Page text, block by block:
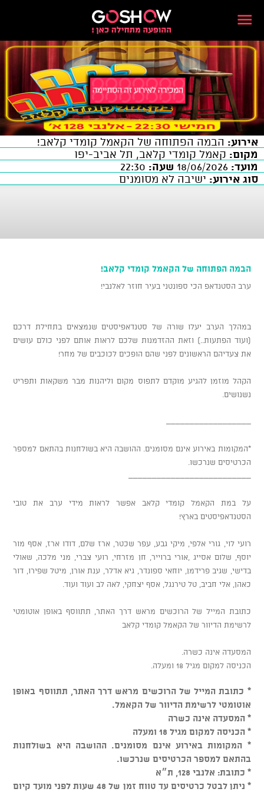
אירוע: הבמה הפתוחה של הקאמל קומדי קלאב!
מקום: קאמל קומדי קלאב, תל אביב-יפו
מועד:
שעה:
סוג אירוע: ישיבה לא מסומנים
הבמה הפתוחה של הקאמל קומדי קלאב!
ערב הסטנדאפ הכי ספונטני בעיר חוזר לאלנבי!
במהלך הערב יעלו שורה של סטנדאפיסטים שנמצאים בתחילת דרכם
(ועוד הפתעות..) וזאת ההזדמנות שלכם לראות אותם לפני כולם עושים
את צעדיהם הראשונים לפני שהם הופכים לכוכבים של מחר!
הקהל מוזמן להגיע מוקדם לתפוס מקום וליהנות מבר משקאות ותפריט
נשנושים.
*המקומות באירוע אינם מסומנים. ההושבה היא בשולחנות בהתאם למספר
הכרטיסים שנרכשו.
על במת הקאמל קומדי קלאב אפשר לראות מידי ערב את טובי
הסטנדאפיסטים בארץ!
רועי לוי, גורי אלפי, מיקי גבע, עפר שכטר, ארז שלם, דודו ארז, אסף מור
יוסף, שלום אסייג ,אורי ברוייר, חן מזרחי, רועי צברי, מני מלכה, שאולי
בדישי, שגיב פרידמן, יוחאי ספונדר, גיא אדלר, ענת אורן, מיטל שפירו, דור
כאהן, אלי חביב, טל טירנגל, אסף יצחקי, לאה לב ועוד ועוד.
כתובת המייל של הרוכשים מראש דרך האתר, תתווסף באופן אוטומטי
לרשימת הדיוור של הקאמל קומדי קלאב
המסעדה אינה כשרה.
הכניסה למקום מגיל 18 ומעלה.
* כתובת המייל של הרוכשים מראש דרך האתר, תתווסף באופן
אוטומטי לרשימת הדיוור של הקאמל.
* המסעדה אינה כשרה
* הכניסה למקום מגיל 18 ומעלה
* המקומות באירוע אינם מסומנים. ההושבה היא בשולחנות
בהתאם למספר הכרטיסים שנרכשו.
* כתובת: אלנבי 128, ת״א
* ניתן לבטל כרטיסים עד טווח זמן של 48 שעות לפני מועד קיום